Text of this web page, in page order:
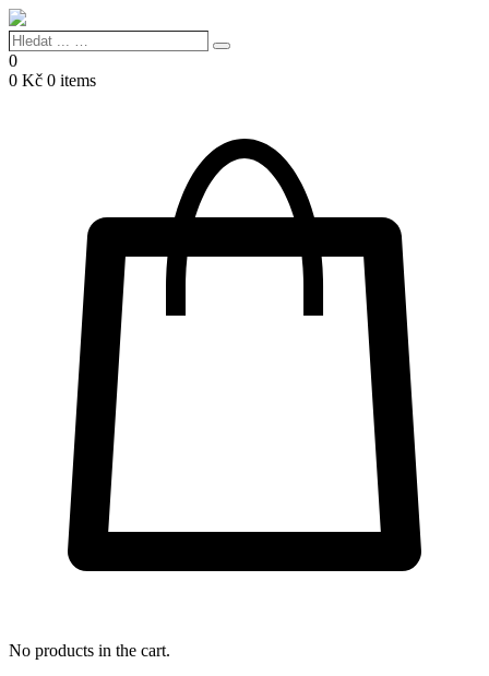
Hledat
...
…
Search
0
0 Kč 0 items
No products in the cart.